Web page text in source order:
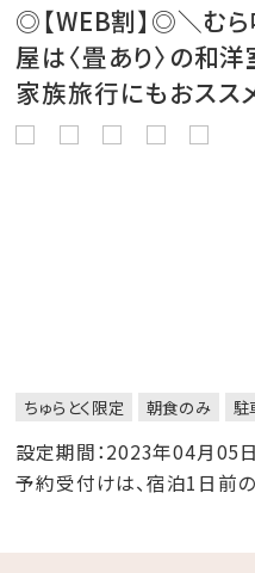
◎【WEB割】◎＼む
屋は〈畳あり〉の和
家族旅行にもおスス
ちゅらとく限定 朝食のみ 駐
設定期間：2023年04月05
予約受付けは、宿泊1日前